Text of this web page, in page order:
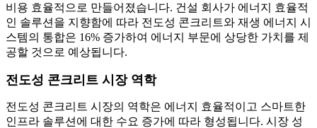
비용 효율적으로 만들어졌습니다. 건설 회사가 에너지 효율적
인 솔루션을 지향함에 따라 전도성 콘크리트와 재생 에너지 시
스템의 통합은 16% 증가하여 에너지 부문에 상당한 가치를 제
공할 것으로 예상됩니다.
전도성 콘크리트 시장 역학
전도성 콘크리트 시장의 역학은 에너지 효율적이고 스마트한
인프라 솔루션에 대한 수요 증가에 따라 형성됩니다. 시장 성